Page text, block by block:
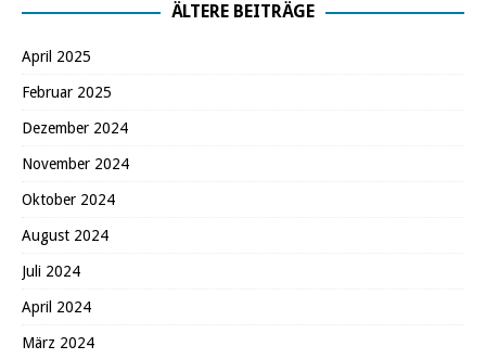
ÄLTERE BEITRÄGE
April 2025
Februar 2025
Dezember 2024
November 2024
Oktober 2024
August 2024
Juli 2024
April 2024
März 2024